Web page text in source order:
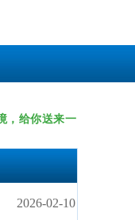
，给你送来一
2026-02-10